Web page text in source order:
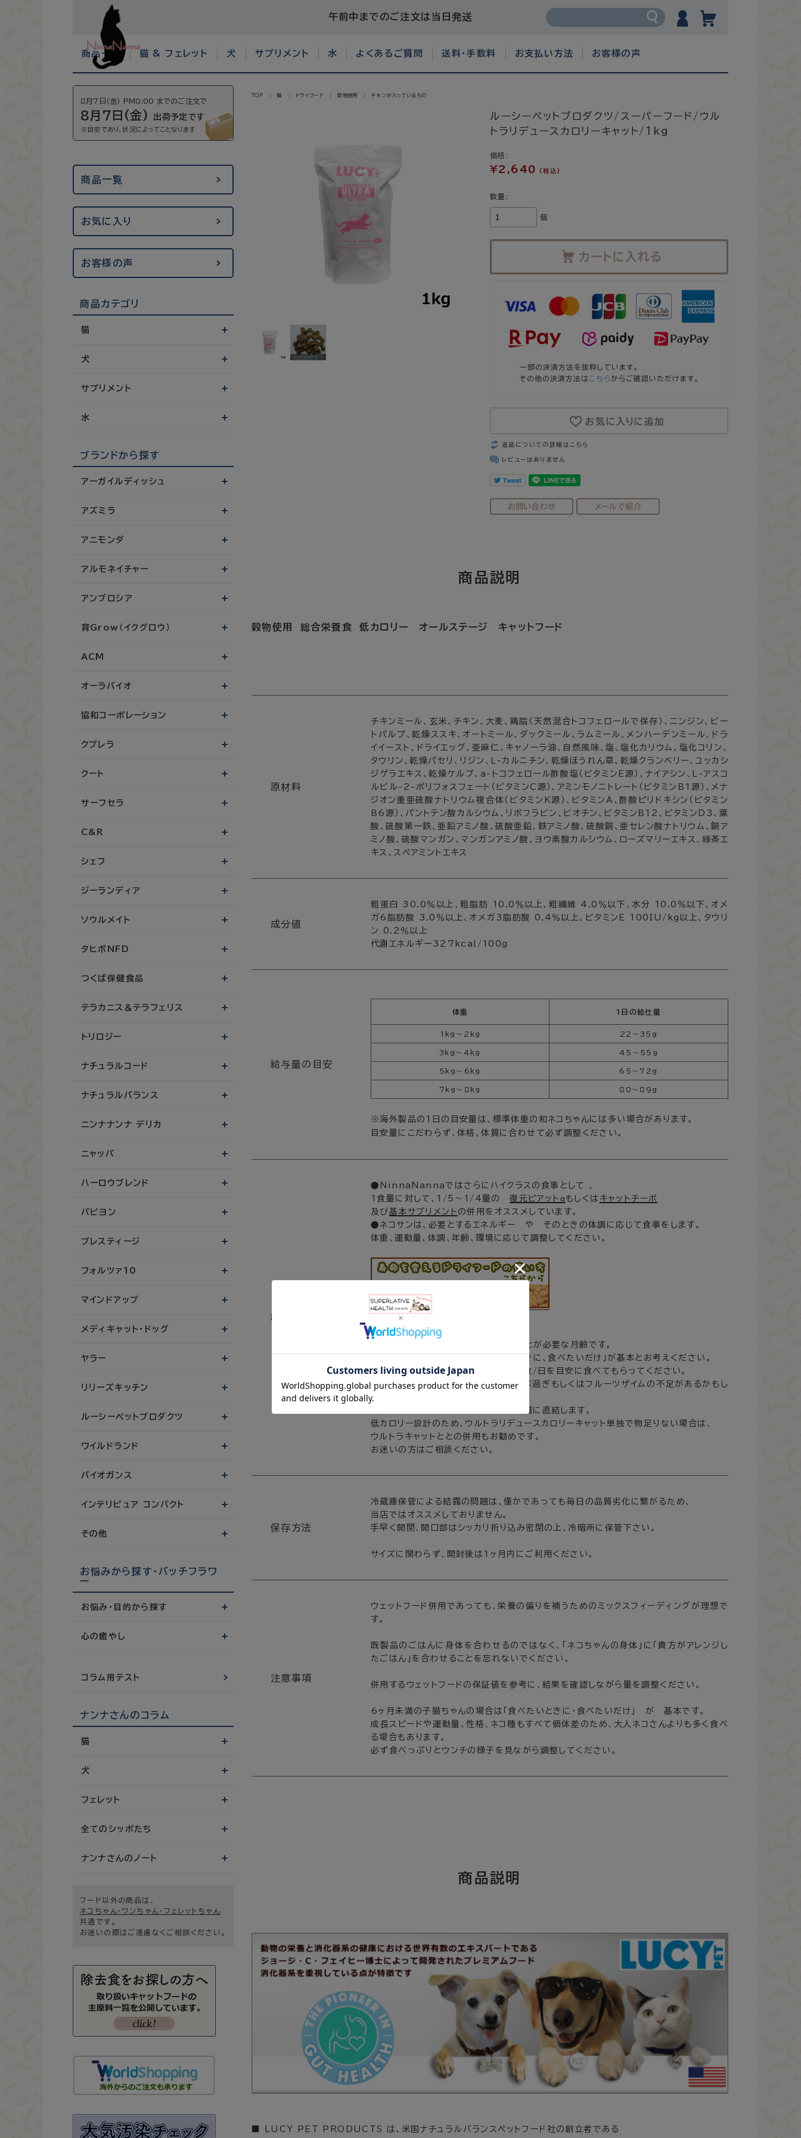
午前中までのご注文は当日発送
商品一覧 猫 & フェレット 犬 サプリメント 水 よくあるご質問 送料・手数料 お支払い方法 お客様の声
TOP 猫 ドライフード 穀物使用 チキンが入っているもの
ルーシーペットプロダクツ/スーパーフード/ウル
トラリデュースカロリーキャット/1kg
価格:
¥2,640 (税込)
数量:
個
一部の決済方法を抜粋しています。
その他の決済方法はこちら からご確認いただけます。
返品についての詳細はこちら
レビューはありません
穀物使用 総合栄養食 低カロリー オールステージ キャットフード
原材料
チキンミール、玄米、チキン、大麦、鶏脂（天然混合トコフェロールで保存）、ニンジン、ビー
トパルプ、乾燥ススキ、オートミール、ダックミール、ラムミール、メンハーデンミール、ドラ
イイースト、ドライエッグ、亜麻仁、キャノーラ油、自然風味、塩、塩化カリウム、塩化コリン、
タウリン、乾燥パセリ、リジン、L-カルニチン、乾燥ほうれん草、乾燥クランベリー、ユッカシ
ジゲラエキス、乾燥ケルプ、a-トコフェロール酢酸塩（ビタミンE源）、ナイアシン、L-アスコ
ルビル-2-ポリフォスフェート（ビタミンC源）、アミンモノニトレート（ビタミンB1源）、メナ
ジオン重亜硫酸ナトリウム複合体（ビタミンK源）、ビタミンA、酢酸ピリドキシン（ビタミン
B6源）、パントテン酸カルシウム、リボフラビン、ビオチン、ビタミンB12、ビタミンD3、葉
酸、硫酸第一鉄、亜鉛アミノ酸、硫酸亜鉛、鉄アミノ酸、硫酸銅、亜セレン酸ナトリウム、銅ア
ミノ酸、硫酸マンガン、マンガンアミノ酸、ヨウ素酸カルシウム、ローズマリーエキス、緑茶エ
キス、スペアミントエキス
成分値
粗蛋白 30.0％以上、粗脂肪 10.0％以上、粗繊維 4.0％以下、水分 10.0％以下、オメ
ガ6脂肪酸 3.0％以上、オメガ3脂肪酸 0.4％以上、ビタミンE 100IU/kg以上、タウリ
ン 0.2％以上
代謝エネルギー327kcal/100g
給与量の目安
体重 1日の給仕量
1kg～2kg 22～35g
3kg～4kg 45～55g
5kg～6kg 65～72g
7kg～8kg 80～89g
※海外製品の1日の目安量は、標準体重の和ネコちゃんには多い場合があります。
目安量にこだわらず、体格、体質に合わせて必ず調整ください。
給仕方法
●NinnaNannaではさらにハイクラスの食事として 、
1食量に対して、1/5～1/4量の復元ピアットαもしくは キャットチーボ
及び基本サプリメント の併用をオススメしています。
●ネコサンは、必要とするエネルギー や そのときの体調に応じて食事をします。
体重、運動量、体調、年齢、環境に応じて調整してください。
●子猫ちゃんの場合
胃腸の成長に合わせた食べ方を守ることが必要な月齢です。
必ず、生後６ヶ月令までは「食べたいときに、食べたいだけ」が基本とお考えください。
１食あたりの満腹量を算出して、４～６食/日を目安に食べてもらってください。
ウンチの後半が緩むようであれば、食べ過ぎもしくはフルーツザイムの不足があるかもし
れません。
幼少期の無理は半年後のアレルギー体質に直結します。
低カロリー設計のため、ウルトラリデュースカロリーキャット単独で物足りない場合は、
ウルトラキャットととの併用もお勧めです。
お迷いの方はご相談ください。
保存方法
冷蔵庫保管による結露の問題は、僅かであっても毎日の品質劣化に繋がるため、
当店ではオススメしておりません。
手早く開閉、開口部はシッカリ折り込み密閉の上、冷暗所に保管下さい。
サイズに関わらず、開封後は1ヶ月内にご利用ください。
注意事項
ウェットフード併用であっても、栄養の偏りを補うためのミックスフィーディングが理想で
す。
既製品のごはんに身体を合わせるのではなく、「ネコちゃんの身体」に「貴方がアレンジし
たごはん」を合わせることを忘れないでください。
併用するウェットフードの保証値を参考に、結果を確認しながら量を調整ください。
6ヶ月未満の子猫ちゃんの場合は「食べたいときに･食べたいだけ」 が 基本です。
成長スピードや運動量、性格、ネコ種もすべて個体差のため、大人ネコさんよりも多く食べ
る場合もあります。
必ず食べっぷりとウンチの様子を見ながら調整してください。
LUCY PET PRODUCTS は、米国ナチュラルバランスペットフード社の創立者である
8月7日(金) PM0:00 までのご注文で
8月7日(金) 出荷予定です
商品一覧
お気に入り
お客様の声
商品カテゴリ
猫
犬
サプリメント
水
ブランドから探す
アーガイルディッシュ
アズミラ
アニモンダ
アルモネイチャー
アンブロシア
育Grow（イクグロウ）
ACM
オーラバイオ
協和コーポレーション
クプレラ
クート
サーフセラ
C&R
シェフ
ジーランディア
ソウルメイト
タヒボNFD
つくば保健食品
テラカニス＆テラフェリス
トリロジー
ナチュラルコード
ナチュラルバランス
ニンナナンナ デリカ
ニャッパ
ハーロウブレンド
パピヨン
プレスティージ
フォルツァ10
マインドアップ
メディキャット・ドッグ
ヤラー
リリーズキッチン
ルーシーペットプロダクツ
ワイルドランド
バイオガンス
インテリピュア コンパクト
その他
お悩みから探す・バッチフラワ
ー
お悩み・目的から探す
心の癒やし
コラム用テスト
ナンナさんのコラム
猫
犬
フェレット
全てのシッポたち
ナンナさんのノート
フード以外の商品は、
ネコちゃん・ワンちゃん・フェレットちゃん
共通です。
お迷いの際はご遠慮なくご相談ください。